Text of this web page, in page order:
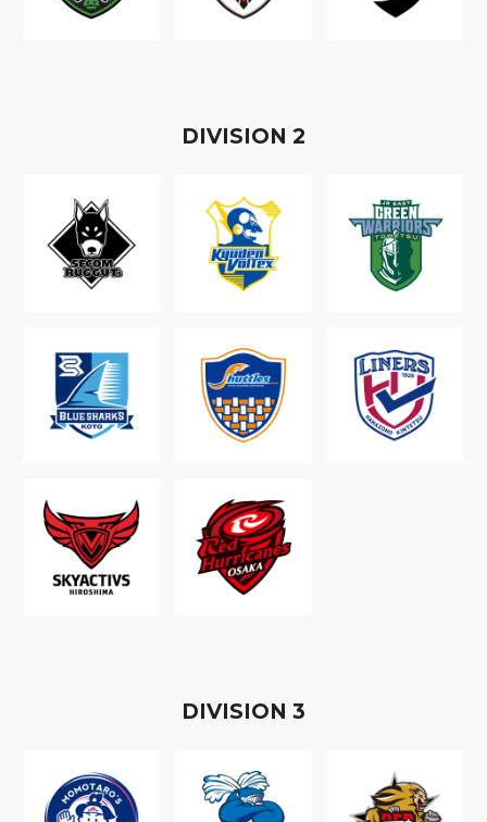
DIVISION 2
DIVISION 3